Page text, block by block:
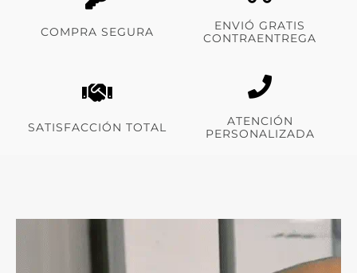
COMPRA SEGURA
ENVIÓ GRATIS
CONTRAENTREGA
SATISFACCIÓN TOTAL
ATENCIÓN
PERSONALIZADA